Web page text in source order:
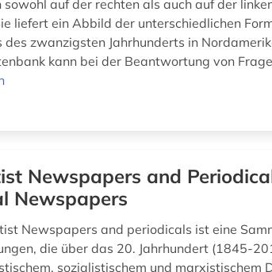
sowohl auf der rechten als auch auf der
liefert ein Abbild der unterschiedlichen
des zwanzigsten Jahrhunderts in
kann bei der Beantwortung von
Newspapers and
Newspapers
Newspapers and periodicals ist eine
die über das 20. Jahrhundert (1845-
sozialistischem und marxistischem